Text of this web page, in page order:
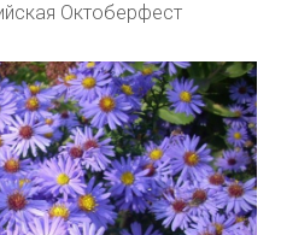
Октоберфест